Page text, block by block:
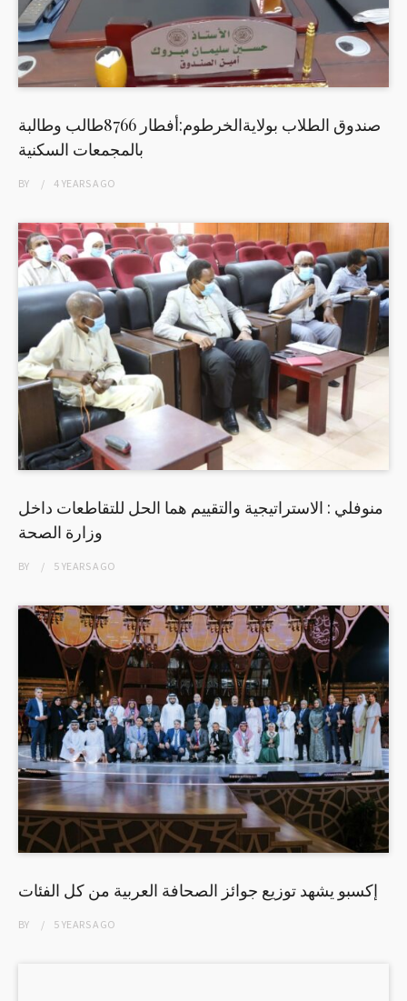
صندوق الطلاب بولايةالخرطوم:أفطار 8766طالب وطالبة
بالمجمعات السكنية
BY 4 YEARSAGO
منوفلي : الاستراتيجية والتقييم هما الحل للتقاطعات داخل
وزارة الصحة
BY 5 YEARSAGO
إكسبو يشهد توزيع جوائز الصحافة العربية من كل الفئات
BY 5 YEARSAGO